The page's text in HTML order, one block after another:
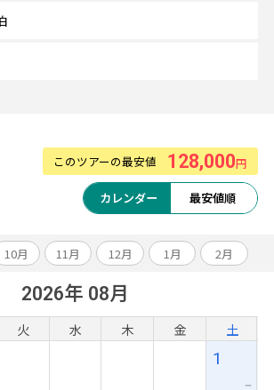
環境で滞在できます。
※部屋カテゴリーやホテルのアレンジも可能
～～旅のアレンジ自由自在～～
プショナルツアーや、ベトナムなどとの周遊
アレンジも可能です。
お気軽にスタッフまでご相談ください！
このツアーの最安値 128,000円
カレンダー 最安値順
10月 11月 12月 1月 2月
2026年 08月
火 水 木 金 土
1
ー